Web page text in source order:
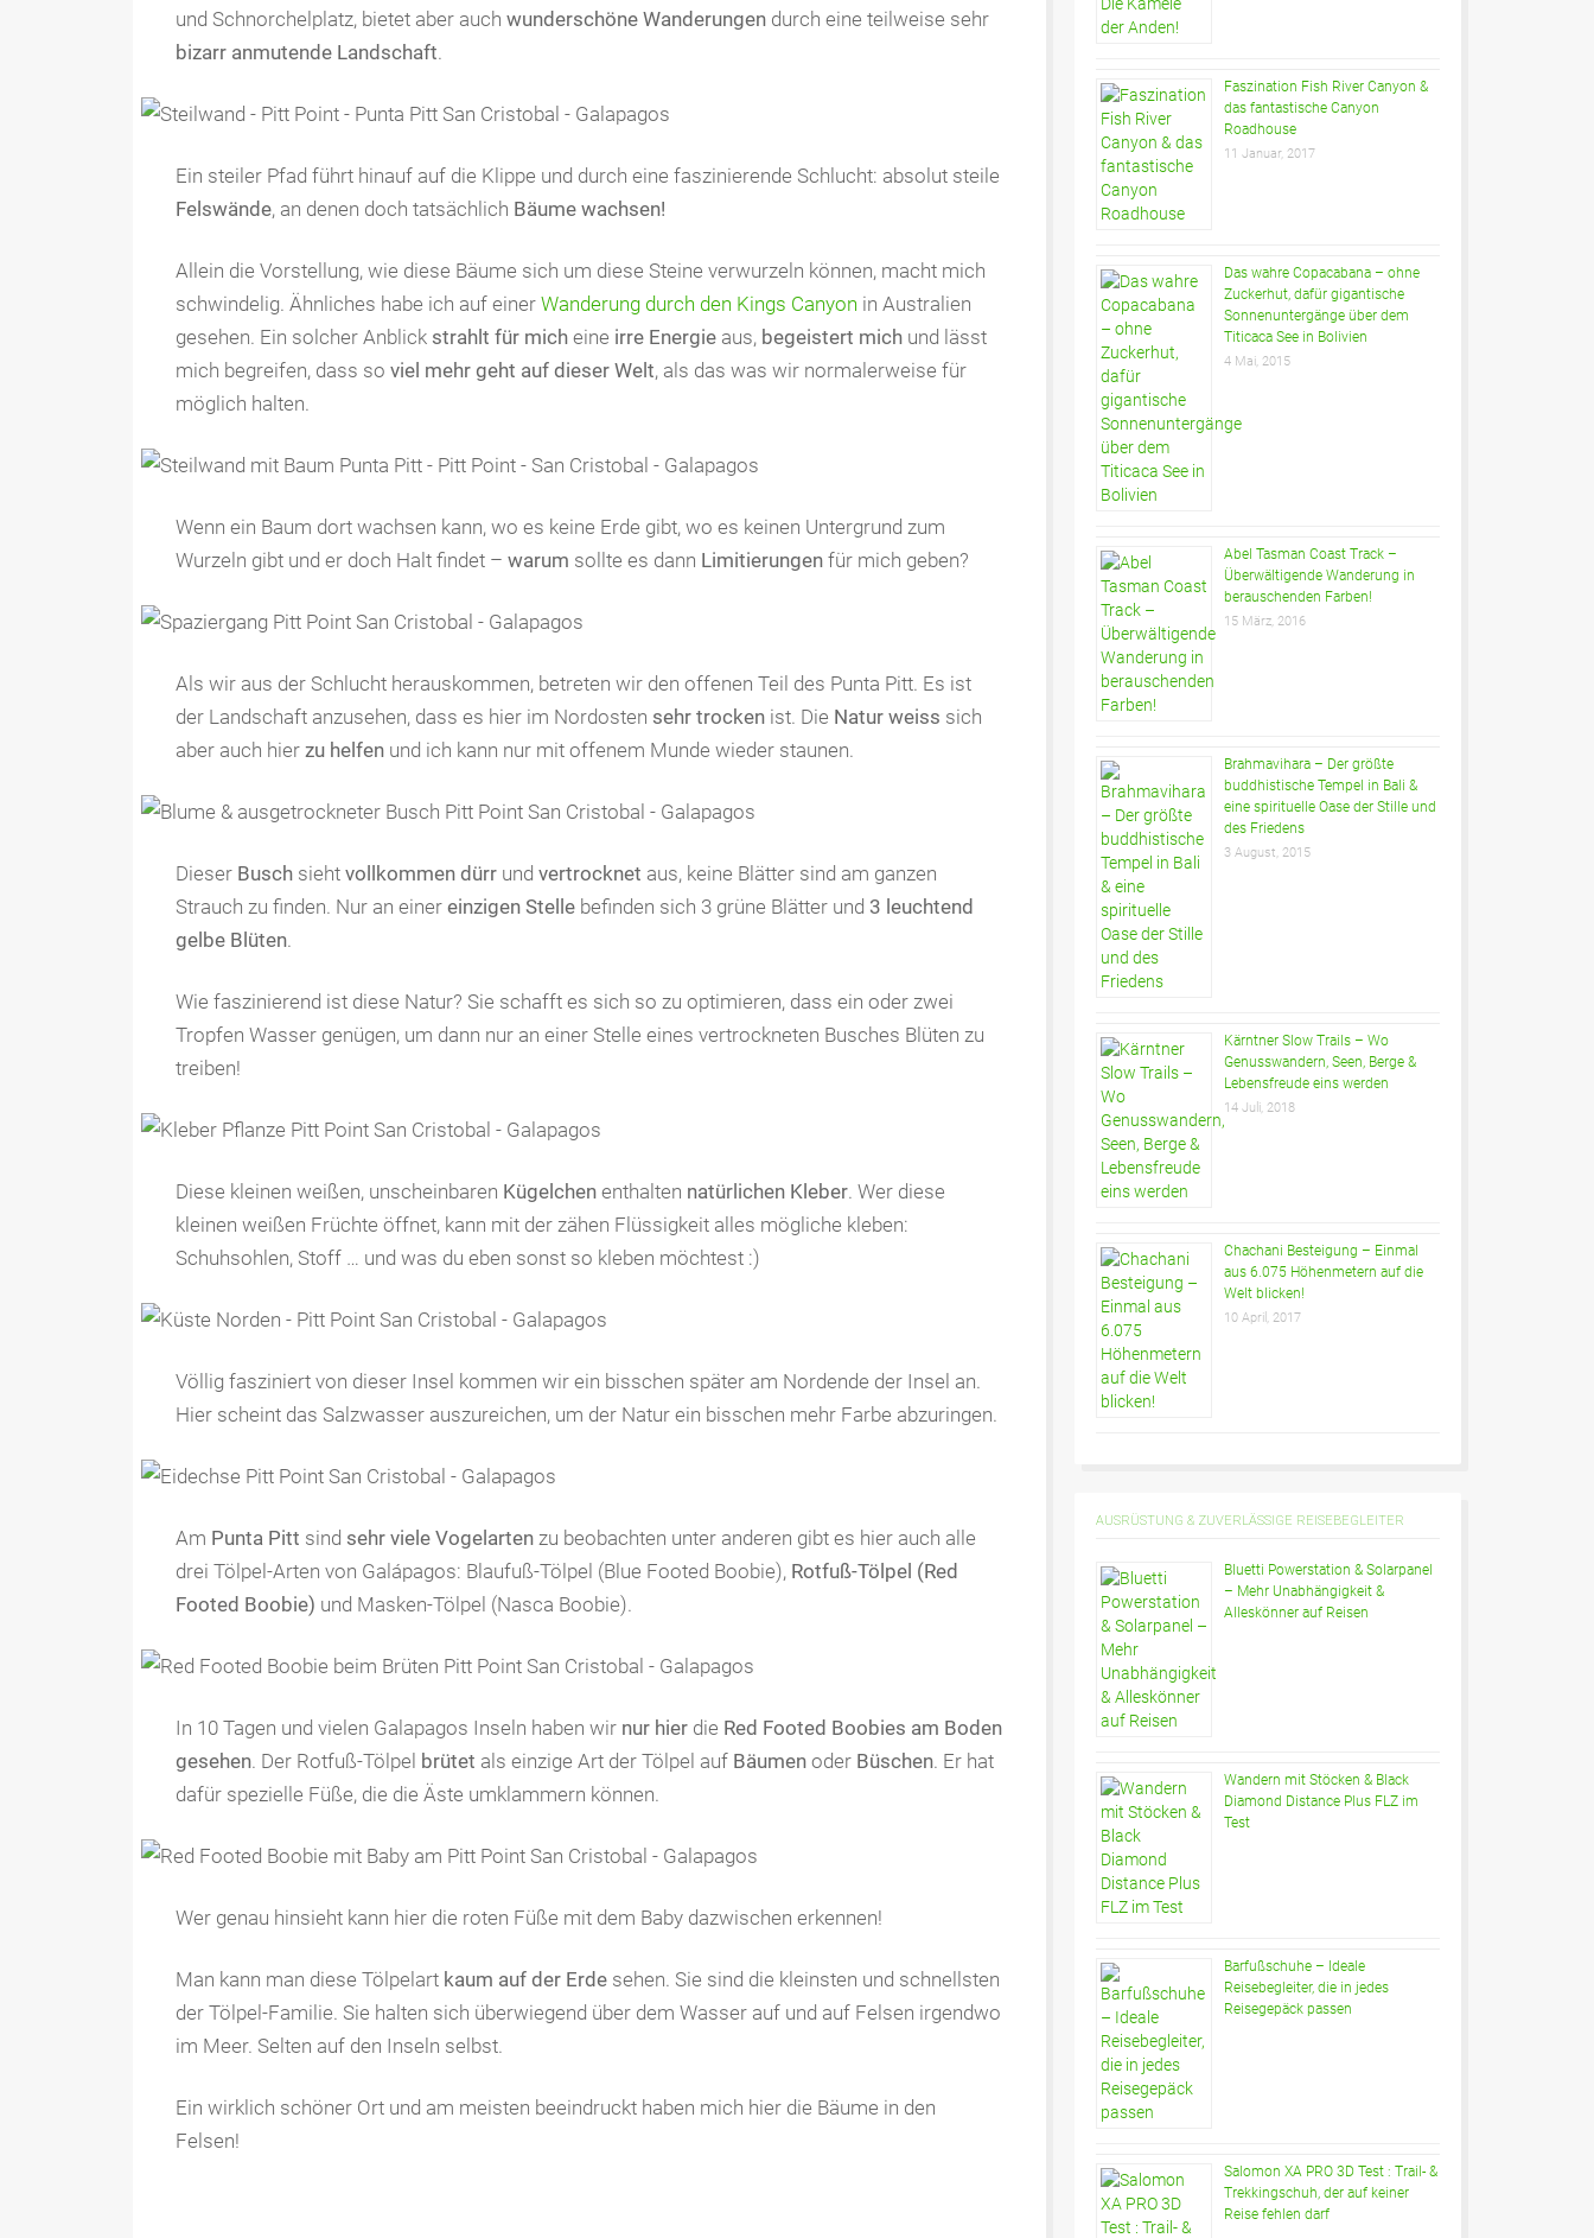
und Schnorchelplatz, bietet aber auch wunderschöne Wanderungen durch eine teilweise sehr
bizarr anmutende Landschaft.
Ein steiler Pfad führt hinauf auf die Klippe und durch eine faszinierende Schlucht: absolut steile
Felswände, an denen doch tatsächlich Bäume wachsen!
Allein die Vorstellung, wie diese Bäume sich um diese Steine verwurzeln können, macht mich
schwindelig. Ähnliches habe ich auf einer Wanderung durch den Kings Canyon in Australien
gesehen. Ein solcher Anblick strahlt für mich eine irre Energie aus, begeistert mich und lässt
mich begreifen, dass so viel mehr geht auf dieser Welt, als das was wir normalerweise für
möglich halten.
Wenn ein Baum dort wachsen kann, wo es keine Erde gibt, wo es keinen Untergrund zum
Wurzeln gibt und er doch Halt findet – warum sollte es dann Limitierungen für mich geben?
Als wir aus der Schlucht herauskommen, betreten wir den offenen Teil des Punta Pitt. Es ist
der Landschaft anzusehen, dass es hier im Nordosten sehr trocken ist. Die Natur weiss sich
aber auch hier zu helfen und ich kann nur mit offenem Munde wieder staunen.
Dieser Busch sieht vollkommen dürr und vertrocknet aus, keine Blätter sind am ganzen
Strauch zu finden. Nur an einer einzigen Stelle befinden sich 3 grüne Blätter und 3 leuchtend
gelbe Blüten.
Wie faszinierend ist diese Natur? Sie schafft es sich so zu optimieren, dass ein oder zwei
Tropfen Wasser genügen, um dann nur an einer Stelle eines vertrockneten Busches Blüten zu
treiben!
Diese kleinen weißen, unscheinbaren Kügelchen enthalten natürlichen Kleber. Wer diese
kleinen weißen Früchte öffnet, kann mit der zähen Flüssigkeit alles mögliche kleben:
Schuhsohlen, Stoff … und was du eben sonst so kleben möchtest :)
Völlig fasziniert von dieser Insel kommen wir ein bisschen später am Nordende der Insel an.
Hier scheint das Salzwasser auszureichen, um der Natur ein bisschen mehr Farbe abzuringen.
Am Punta Pitt sind sehr viele Vogelarten zu beobachten unter anderen gibt es hier auch alle
drei Tölpel-Arten von Galápagos: Blaufuß-Tölpel (Blue Footed Boobie), Rotfuß-Tölpel (Red
Footed Boobie) und Masken-Tölpel (Nasca Boobie).
In 10 Tagen und vielen Galapagos Inseln haben wir nur hier die Red Footed Boobies am Boden
gesehen. Der Rotfuß-Tölpel brütet als einzige Art der Tölpel auf Bäumen oder Büschen. Er hat
dafür spezielle Füße, die die Äste umklammern können.
Wer genau hinsieht kann hier die roten Füße mit dem Baby dazwischen erkennen!
Man kann man diese Tölpelart kaum auf der Erde sehen. Sie sind die kleinsten und schnellsten
der Tölpel-Familie. Sie halten sich überwiegend über dem Wasser auf und auf Felsen irgendwo
im Meer. Selten auf den Inseln selbst.
Ein wirklich schöner Ort und am meisten beeindruckt haben mich hier die Bäume in den
Felsen!
Faszination Fish River Canyon &
das fantastische Canyon
Roadhouse
11 Januar, 2017
Das wahre Copacabana – ohne
Zuckerhut, dafür gigantische
Sonnenuntergänge über dem
Titicaca See in Bolivien
4 Mai, 2015
Abel Tasman Coast Track –
Überwältigende Wanderung in
berauschenden Farben!
15 März, 2016
Brahmavihara – Der größte
buddhistische Tempel in Bali &
eine spirituelle Oase der Stille und
des Friedens
3 August, 2015
Kärntner Slow Trails – Wo
Genusswandern, Seen, Berge &
Lebensfreude eins werden
14 Juli, 2018
Chachani Besteigung – Einmal
aus 6.075 Höhenmetern auf die
Welt blicken!
10 April, 2017
AUSRÜSTUNG & ZUVERLÄSSIGE REISEBEGLEITER
Bluetti Powerstation & Solarpanel
– Mehr Unabhängigkeit &
Alleskönner auf Reisen
Wandern mit Stöcken & Black
Diamond Distance Plus FLZ im
Test
Barfußschuhe – Ideale
Reisebegleiter, die in jedes
Reisegepäck passen
Salomon XA PRO 3D Test : Trail- &
Trekkingschuh, der auf keiner
Reise fehlen darf